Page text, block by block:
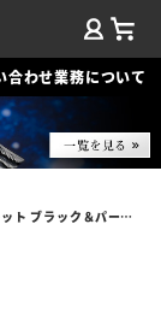
合わせ業務について
ブラック＆パープル